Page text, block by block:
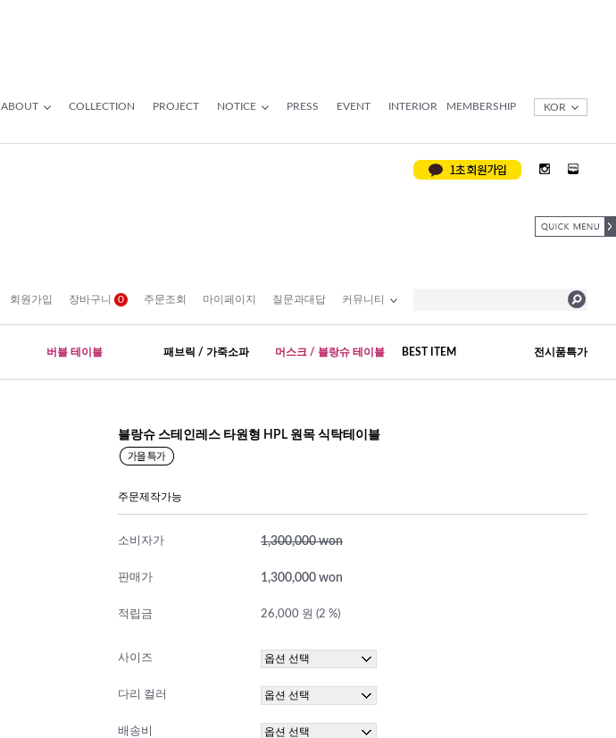
ABOUT COLLECTION PROJECT NOTICE PRESS EVENT INTERIOR MEMBERSHIP KOR
회원가입 장바구니 0 주문조회 마이페이지 질문과대답 커뮤니티
버블 테이블 패브릭 / 가죽소파 머스크 / 블랑슈 테이블 BEST ITEM 전시품특가
블랑슈 스테인레스 타원형 HPL 원목 식탁테이블
주문제작가능
소비자가 1,300,000 won
판매가 1,300,000 won
적립금 26,000 원 (2 %)
사이즈
다리 컬러
배송비